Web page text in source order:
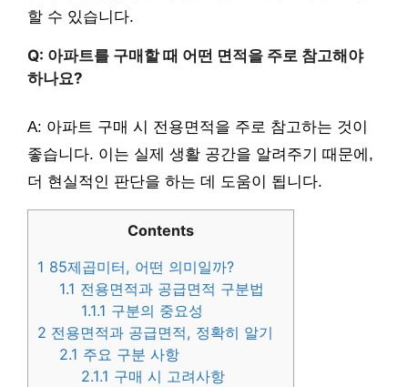
할 수 있습니다.
Q: 아파트를 구매할 때 어떤 면적을 주로 참고해야
하나요?
A: 아파트 구매 시 전용면적을 주로 참고하는 것이
좋습니다. 이는 실제 생활 공간을 알려주기 때문에,
더 현실적인 판단을 하는 데 도움이 됩니다.
Contents
1 85제곱미터, 어떤 의미일까?
1.1 전용면적과 공급면적 구분법
1.1.1 구분의 중요성
2 전용면적과 공급면적, 정확히 알기
2.1 주요 구분 사항
2.1.1 구매 시 고려사항